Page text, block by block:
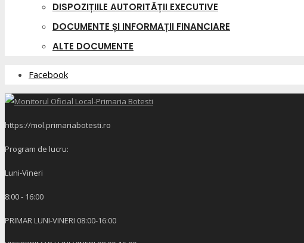
DISPOZIȚIILE AUTORITĂȚII EXECUTIVE
DOCUMENTE ȘI INFORMAȚII FINANCIARE
ALTE DOCUMENTE
Facebook
https://mol.primariabotesti.ro
Program de lucru:
Luni-Vineri
8:00 - 16:00
PRIMAR LUNI-VINERI 08:00-16:00